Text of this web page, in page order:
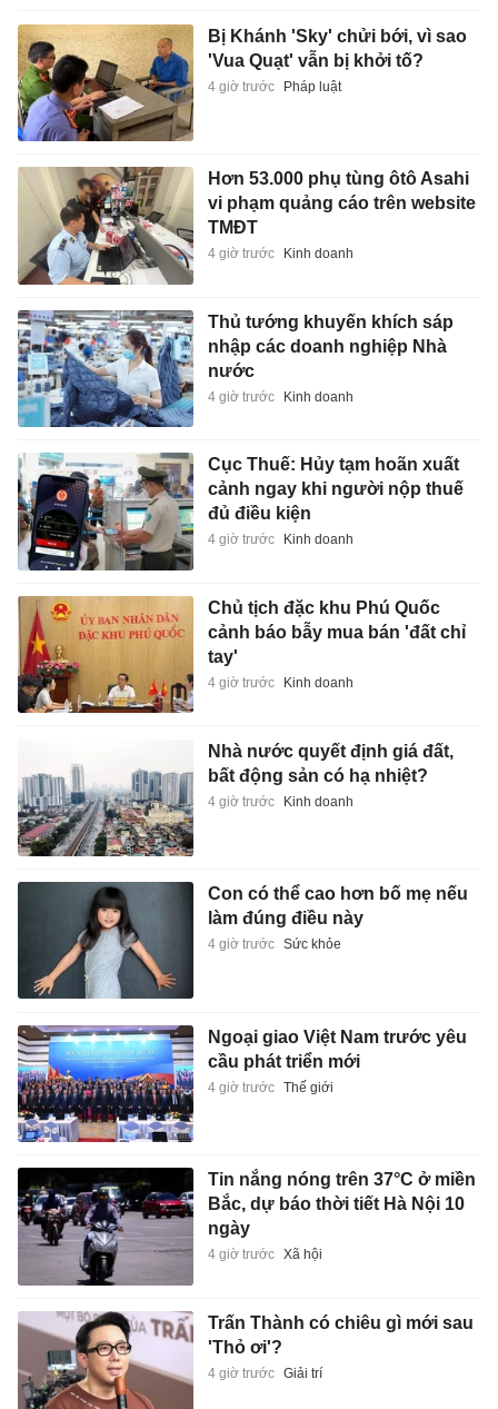
Bị Khánh 'Sky' chửi bới, vì sao
'Vua Quạt' vẫn bị khởi tố?
4 giờ trước Pháp luật
Hơn 53.000 phụ tùng ôtô Asahi
vi phạm quảng cáo trên website
TMĐT
4 giờ trước Kinh doanh
Thủ tướng khuyến khích sáp
nhập các doanh nghiệp Nhà
nước
4 giờ trước Kinh doanh
Cục Thuế: Hủy tạm hoãn xuất
cảnh ngay khi người nộp thuế
đủ điều kiện
4 giờ trước Kinh doanh
Chủ tịch đặc khu Phú Quốc
cảnh báo bẫy mua bán 'đất chỉ
tay'
4 giờ trước Kinh doanh
Nhà nước quyết định giá đất,
bất động sản có hạ nhiệt?
4 giờ trước Kinh doanh
Con có thể cao hơn bố mẹ nếu
làm đúng điều này
4 giờ trước Sức khỏe
Ngoại giao Việt Nam trước yêu
cầu phát triển mới
4 giờ trước Thế giới
Tin nắng nóng trên 37°C ở miền
Bắc, dự báo thời tiết Hà Nội 10
ngày
4 giờ trước Xã hội
Trấn Thành có chiêu gì mới sau
'Thỏ ơi'?
4 giờ trước Giải trí